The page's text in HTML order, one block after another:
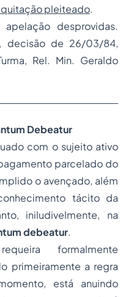
pleiteado.
desprovidas.
decisão de 26/03/84,
Rel. Min. Geraldo
Debeatur
com o sujeito ativo
parcelado do
o avençado, além
tácito da
iniludivelmente, na
debeatur.
formalmente
primeiramente a regra
está anuindo